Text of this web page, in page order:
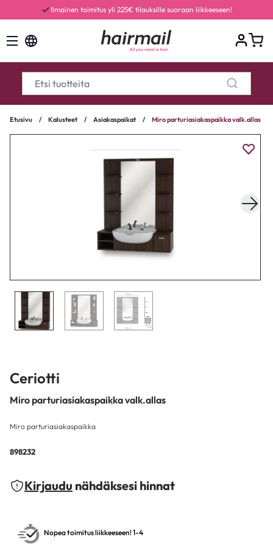
Ilmainen toimitus yli 225€ tilauksille suoraan liikkeeseen!
Etusivu / Kalusteet / Asiakaspaikat / Miro parturiasiakaspaikka valk.allas
Ceriotti
Miro parturiasiakaspaikka valk.allas
Miro parturiasiakaspaikka
898232
Kirjaudu nähdäksesi hinnat
Nopea toimitus liikkeeseen! 1-4